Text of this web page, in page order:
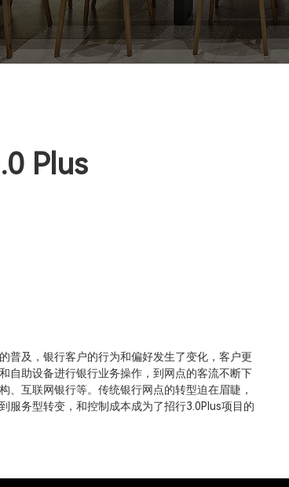
Plus
普及，银行客户的行为和偏好发生了变化，客户更
自助设备进行银行业务操作，到网点的客流不断下
、互联网银行等。传统银行网点的转型迫在眉睫，
服务型转变，和控制成本成为了招行3.0Plus项目的